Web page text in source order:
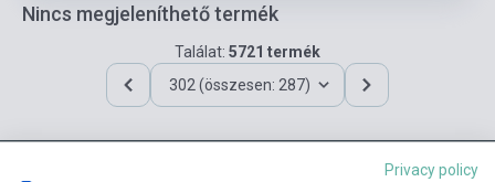
Nincs megjeleníthető termék
Találat: 5721 termék
302 (összesen: 287)
Privacy policy